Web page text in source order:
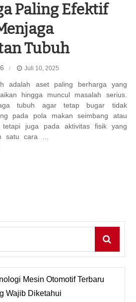
Paling Efektif
Tubuh
Juli 10, 2025
adalah aset paling berharga yang
hingga muncul masalah serius.
tubuh agar tetap bugar tidak
pada pola makan seimbang atau
tetapi juga pada aktivitas fisik yang
satu cara …
Mesin Otomotif Terbaru
Wajib Diketahui